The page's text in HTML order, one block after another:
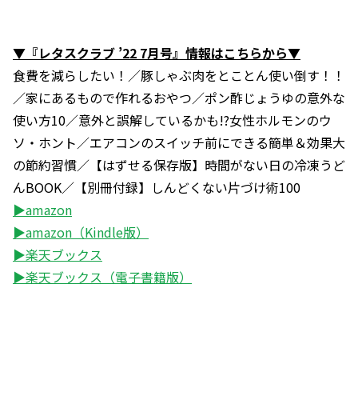
▼『レタスクラブ ’22 7月号』情報はこちらから▼
食費を減らしたい！／豚しゃぶ肉をとことん使い倒す！！
／家にあるもので作れるおやつ／ポン酢じょうゆの意外な
使い方10／意外と誤解しているかも!?女性ホルモンのウ
ソ・ホント／エアコンのスイッチ前にできる簡単＆効果大
の節約習慣／【はずせる保存版】時間がない日の冷凍うど
んBOOK／【別冊付録】しんどくない片づけ術100
▶amazon
▶amazon（Kindle版）
▶楽天ブックス
▶楽天ブックス（電子書籍版）